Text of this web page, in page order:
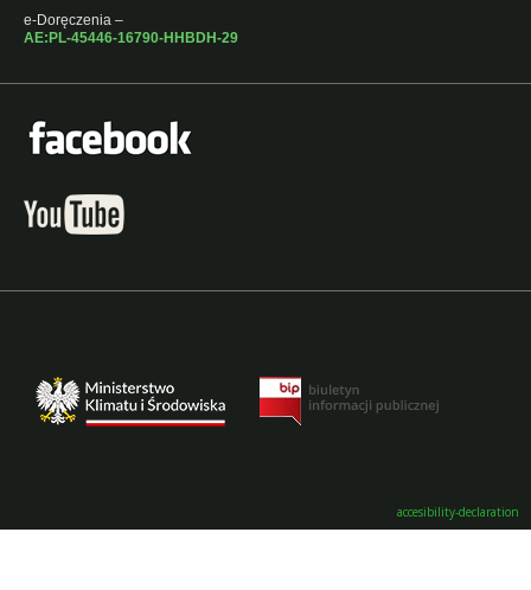
e-Doręczenia –
AE:PL-45446-16790-HHBDH-29
accesibility-declaration